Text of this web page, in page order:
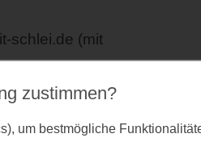
schlei.de (mit
zustimmen?
um bestmögliche